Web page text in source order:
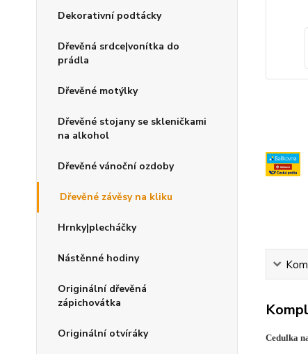
Dekorativní podtácky
Dřevěná srdce|vonítka do
prádla
Dřevěné motýlky
Dřevěné stojany se skleničkami
na alkohol
Dřevěné vánoční ozdoby
Dřevěné závěsy na kliku
Hrnky|plecháčky
Nástěnné hodiny
Originální dřevěná
zápichovátka
Originální otvíráky Cedulka